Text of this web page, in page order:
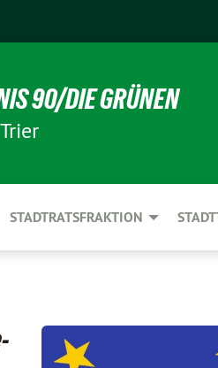
90/DIE GRÜNEN
STADTRATSFRAKTION